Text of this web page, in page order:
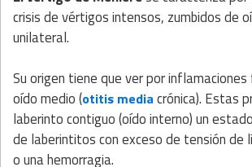
crisis de vértigos intensos, zumbidos de
unilateral.
Su origen tiene que ver por
oído medio (otitis media crónica). Estas
laberinto contiguo (oído interno) un
de laberintitos con exceso de tensión de
o una hemorragia.